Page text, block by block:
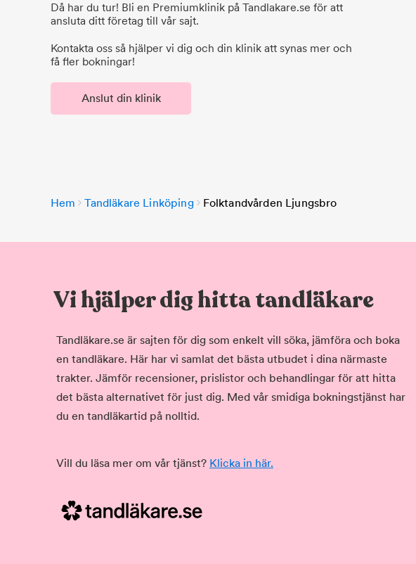
Då har du tur! Bli en Premiumklinik på Tandlakare.se för att
ansluta ditt företag till vår sajt.
Kontakta oss så hjälper vi dig och din klinik att synas mer och
få fler bokningar!
Anslut din klinik
Hem Tandläkare Linköping Folktandvården Ljungsbro
Vi hjälper dig hitta tandläkare
Tandläkare.se är sajten för dig som enkelt vill söka, jämföra och boka
en tandläkare. Här har vi samlat det bästa utbudet i dina närmaste
trakter. Jämför recensioner, prislistor och behandlingar för att hitta
det bästa alternativet för just dig. Med vår smidiga bokningstjänst har
du en tandläkartid på nolltid.
Vill du läsa mer om vår tjänst? Klicka in här.